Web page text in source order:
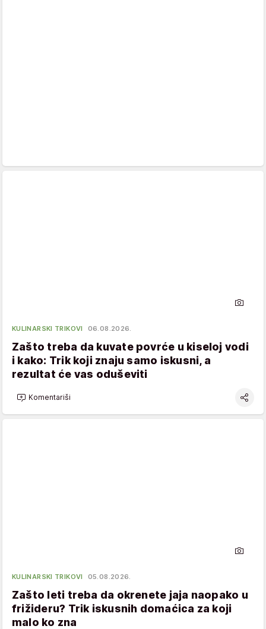
KULINARSKI TRIKOVI 06.08.2026.
Zašto treba da kuvate povrće u kiseloj vodi
i kako: Trik koji znaju samo iskusni, a
rezultat će vas oduševiti
Komentariši
KULINARSKI TRIKOVI 05.08.2026.
Zašto leti treba da okrenete jaja naopako u
frižideru? Trik iskusnih domaćica za koji
malo ko zna